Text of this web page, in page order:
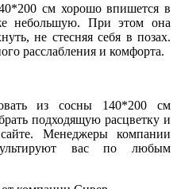
см хорошо впишется в
небольшую. При этом она
не стесняя себя в позах.
расслабления и комфорта.
из сосны 140*200 см
подходящую расцветку и
Менеджеры компании
вас по любым